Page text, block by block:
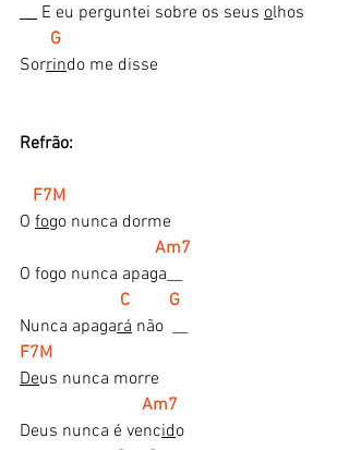
E eu perguntei sobre os seus olhos
G
Sorrindo me disse
Refrão:
F7M
O fogo nunca dorme
Am7
O fogo nunca apaga__
  C         G
Nunca apagará não  __
F7M
Deus nunca morre
Am7
Deus nunca é vencido